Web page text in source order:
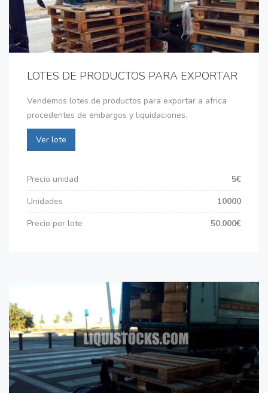
LOTES DE PRODUCTOS PARA EXPORTAR
Vendemos lotes de productos para exportar a africa
procedentes de embargos y liquidaciones.
Ver lote
Precio unidad
5€
Unidades
10000
Precio por lote
50.000€